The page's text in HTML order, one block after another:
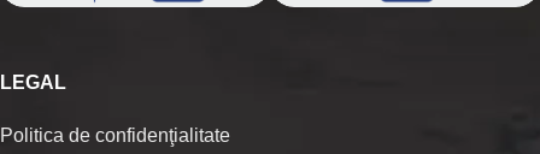
LEGAL
Politica de confidenţialitate